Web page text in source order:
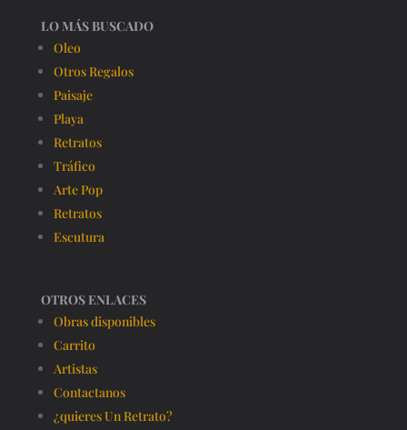
LO MÁS BUSCADO
Oleo
Otros Regalos
Paisaje
Playa
Retratos
Tráfico
Arte Pop
Retratos
Escutura
OTROS ENLACES
Obras disponibles
Carrito
Artistas
Contactanos
¿quieres Un Retrato?